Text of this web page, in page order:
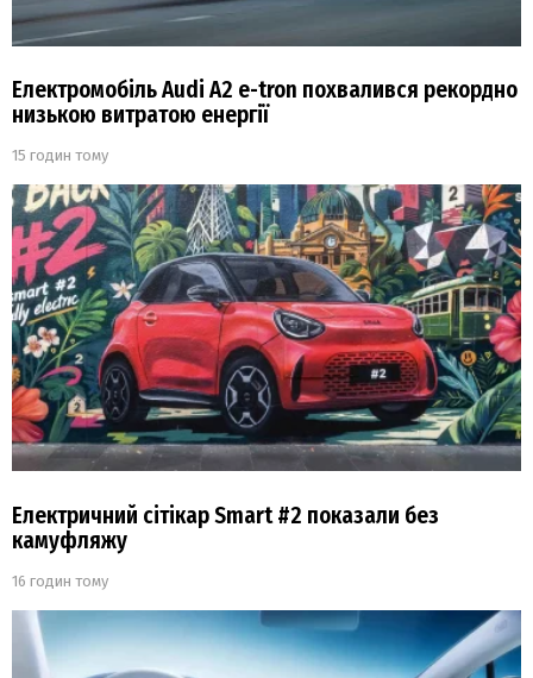
Електромобіль Audi A2 e-tron похвалився рекордно
низькою витратою енергії
15 годин тому
Електричний сітікар Smart #2 показали без
камуфляжу
16 годин тому